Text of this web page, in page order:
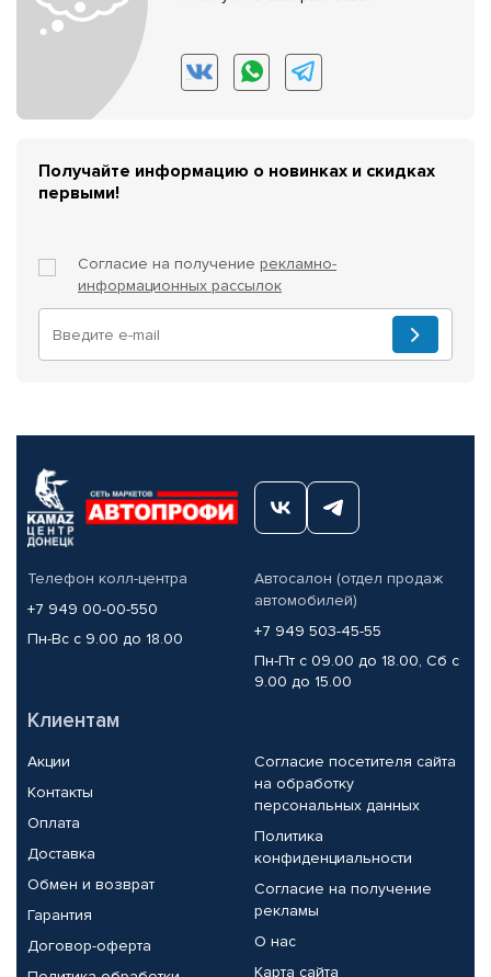
Получайте информацию о новинках и скидках
первыми!
Согласие на получение рекламно-
информационных рассылок
Телефон колл-центра
+7 949 00-00-550
Пн-Вс с 9.00 до 18.00
Автосалон (отдел продаж
автомобилей)
+7 949 503-45-55
Пн-Пт с 09.00 до 18.00, Сб с
9.00 до 15.00
Клиентам
Акции
Контакты
Оплата
Доставка
Обмен и возврат
Гарантия
Договор-оферта
Согласие посетителя сайта
на обработку
персональных данных
Политика
конфиденциальности
Согласие на получение
рекламы
О нас
Карта сайта